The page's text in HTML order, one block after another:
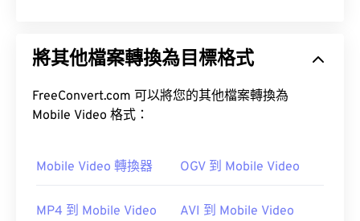
將其他檔案轉換為目標格式
FreeConvert.com 可以將您的其他檔案轉換為
Mobile Video 格式：
Mobile Video 轉換器 OGV 到 Mobile Video
MP4 到 Mobile Video AVI 到 Mobile Video